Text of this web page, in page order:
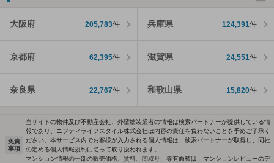
大阪府 205,783件 兵庫県 124,391件
京都府 62,395件 滋賀県 24,551件
奈良県 22,767件 和歌山県 15,820件
免責
事項
当サイトの物件及び不動産会社、外壁塗装業者の情報は検索パートナーが提供している情
報であり、ニフティライフスタイル株式会社は内容の責任を負わないことを予めご了承く
ださい。本サービス内でお客様が入力される個人情報は、検索パートナーが取得し、同社
の定める個人情報規約に従って取り扱われます。
マンション情報の一部の販売価格、賃料、間取り、専有面積は、マンションレビューのデ